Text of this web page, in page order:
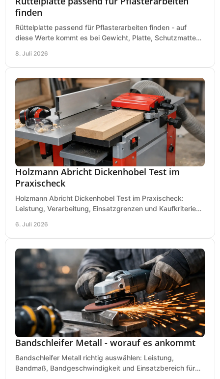
finden
Rüttelplatte passend für Pflasterarbeiten finden - auf
diese Werte kommt es bei Gewicht, Platte, Schutzmatte
8. Juli 2026
Holzmann Abricht Dickenhobel Test im
Praxischeck
Holzmann Abricht Dickenhobel Test im Praxischeck:
Leistung, Verarbeitung, Einsatzgrenzen und Kaufkriterien
6. Juli 2026
Bandschleifer Metall - worauf es ankommt
Bandschleifer Metall richtig auswählen: Leistung,
Bandmaß, Bandgeschwindigkeit und Einsatzbereich für